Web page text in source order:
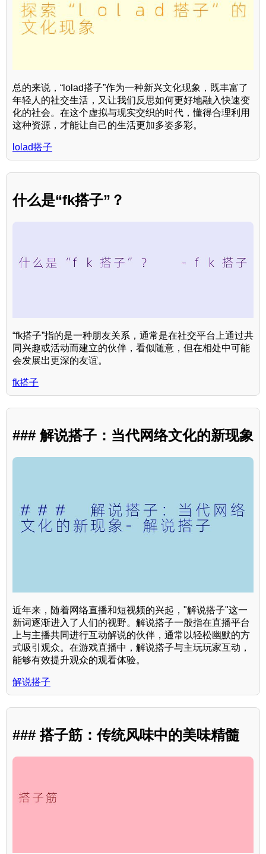
总的来说，“lolad搭子”作为一种新兴文化现象，既丰富了
年轻人的社交生活，又让我们反思如何更好地融入快速变
化的社会。在这个虚拟与现实交织的时代，懂得合理利用
这种资源，才能让自己的生活更加多姿多彩。
lolad搭子
什么是“fk搭子”？
“fk搭子”指的是一种朋友关系，通常是在社交平台上通过共
同兴趣或活动而建立的伙伴，看似随意，但在相处中可能
会发展出更深的友谊。
fk搭子
### 解说搭子：当代网络文化的新现象
近年来，随着网络直播和短视频的兴起，"解说搭子"这一
新词逐渐进入了人们的视野。解说搭子一般指在直播平台
上与主播共同进行互动解说的伙伴，通常以轻松幽默的方
式吸引观众。在游戏直播中，解说搭子与主玩玩家互动，
能够有效提升观众的观看体验。
解说搭子
### 搭子筋：传统风味中的美味精髓